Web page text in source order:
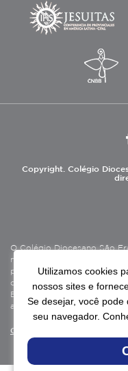
Copyright. Colégio
O Colégio Diocesano São
mantido pela Associação
privado sem fins lucrativos,
cultural, assistencial e
Beneficente de Assistência
assistência social.
Continue lendo
Utilizamos cookies
nossos sites e
Se desejar, você
seu navegador.